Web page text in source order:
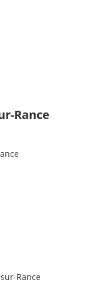
Rance
Rance